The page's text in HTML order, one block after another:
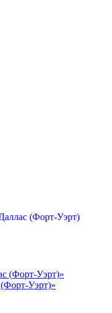
(Форт-Уэрт)
(Форт-Уэрт)»
(Форт-Уэрт)»